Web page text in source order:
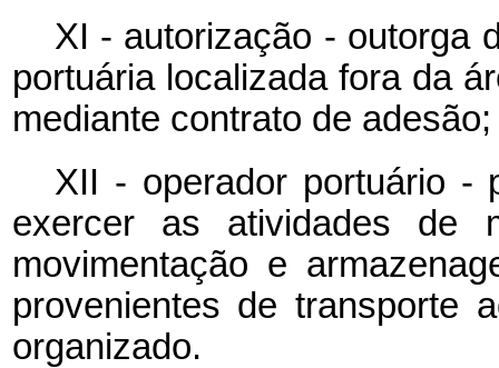
XI - autorização - outorga
portuária localizada fora da
mediante contrato de adesão;
XII - operador portuário -
exercer as atividades de
movimentação e
provenientes de transporte
organizado.